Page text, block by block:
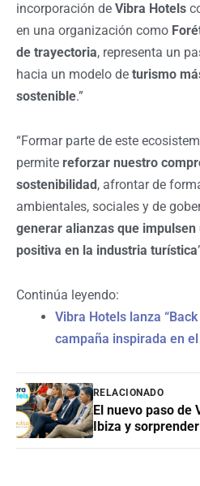
incorporación de Vibra Hotels
en una organización como
de trayectoria, representa un
hacia un modelo de turismo
sostenible.”
“Formar parte de este
permite reforzar nuestro
sostenibilidad , afrontar de
ambientales, sociales y de
generar alianzas que
positiva en la industria turística
Continúa leyendo:
Vibra Hotels lanza
campaña inspirada en
RELACIONADO
El nuevo paso de
Ibiza y